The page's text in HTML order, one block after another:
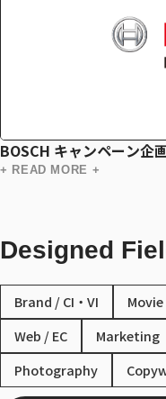
BOSCH キャンペーン企
+ READ MORE +
Designed
Brand / CI・VI Movie
Web / EC
Marketing
Photography